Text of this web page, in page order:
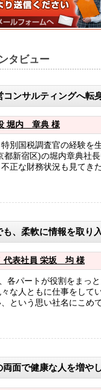
タビュー
ンサルティングへ転
堀内 章典 様
別国税調査官の経験を
都新宿区)の堀内章典社
正な財務状況も見てき
、柔軟に情報を取り
代表社員 栄坂 均 様
各パートが役割をまっ
な人ともに仕事をして
、という思い社名にこ
面で健康な人を増や